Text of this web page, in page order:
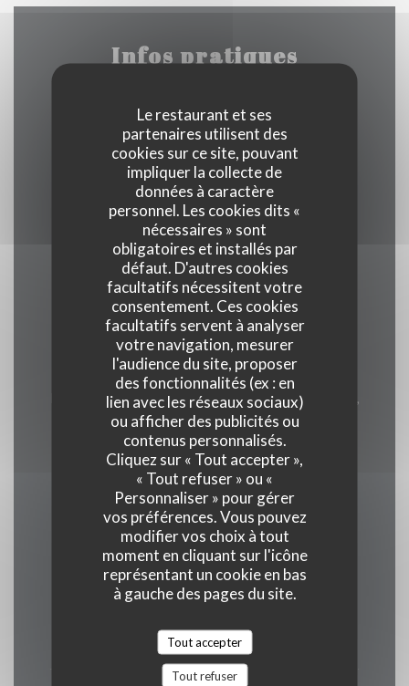
Le restaurant et ses
partenaires utilisent des
cookies sur ce site, pouvant
impliquer la collecte de
données à caractère
personnel. Les cookies dits «
nécessaires » sont
obligatoires et installés par
défaut. D'autres cookies
facultatifs nécessitent votre
consentement. Ces cookies
facultatifs servent à analyser
votre navigation, mesurer
l'audience du site, proposer
des fonctionnalités (ex : en
lien avec les réseaux sociaux)
ou afficher des publicités ou
contenus personnalisés.
Cliquez sur « Tout accepter »,
« Tout refuser » ou «
Personnaliser » pour gérer
vos préférences. Vous pouvez
modifier vos choix à tout
moment en cliquant sur l'icône
représentant un cookie en bas
à gauche des pages du site.
Tout accepter
Tout refuser
Infos pratiques
Cuisine
Française, Bistronomique
Type de restaurant
Bistronomie
Services
Privatisation, Accès Wifi, Terrasse chauffée
Moyens de paiement
Eurocard/Mastercard, Titres restaurant, Espèces,
Visa, Carte Bleue
Horaires
Fermé